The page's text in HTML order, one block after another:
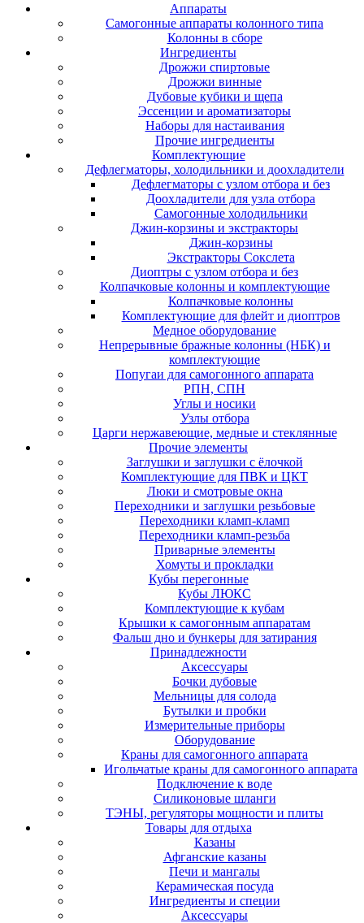
Аппараты
Самогонные аппараты колонного типа
Колонны в сборе
Ингредиенты
Дрожжи спиртовые
Дрожжи винные
Дубовые кубики и щепа
Эссенции и ароматизаторы
Наборы для настаивания
Прочие ингредиенты
Комплектующие
Дефлегматоры, холодильники и доохладители
Дефлегматоры с узлом отбора и без
Доохладители для узла отбора
Самогонные холодильники
Джин-корзины и экстракторы
Джин-корзины
Экстракторы Сокслета
Диоптры с узлом отбора и без
Колпачковые колонны и комплектующие
Колпачковые колонны
Комплектующие для флейт и диоптров
Медное оборудование
Непрерывные бражные колонны (НБК) и
комплектующие
Попугаи для самогонного аппарата
РПН, СПН
Углы и носики
Узлы отбора
Царги нержавеющие, медные и стеклянные
Прочие элементы
Заглушки и заглушки с ёлочкой
Комплектующие для ПВК и ЦКТ
Люки и смотровые окна
Переходники и заглушки резьбовые
Переходники кламп-кламп
Переходники кламп-резьба
Приварные элементы
Хомуты и прокладки
Кубы перегонные
Кубы ЛЮКС
Комплектующие к кубам
Крышки к самогонным аппаратам
Фальш дно и бункеры для затирания
Принадлежности
Аксессуары
Бочки дубовые
Мельницы для солода
Бутылки и пробки
Измерительные приборы
Оборудование
Краны для самогонного аппарата
Игольчатые краны для самогонного аппарата
Подключение к воде
Силиконовые шланги
ТЭНЫ, регуляторы мощности и плиты
Товары для отдыха
Казаны
Афганские казаны
Печи и мангалы
Керамическая посуда
Ингредиенты и специи
Аксессуары